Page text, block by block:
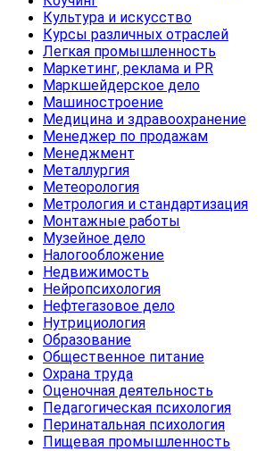
Культура и искусство
Курсы различных отраслей
Легкая промышленность
Маркетинг, реклама и PR
Маркшейдерское дело
Машиностроение
Медицина и здравоохранение
Менеджер по продажам
Менеджмент
Металлургия
Метеорология
Метрология и стандартизация
Монтажные работы
Музейное дело
Налогообложение
Недвижимость
Нейропсихология
Нефтегазовое дело
Нутрициология
Образование
Общественное питание
Охрана труда
Оценочная деятельность
Педагогическая психология
Перинатальная психология
Пищевая промышленность